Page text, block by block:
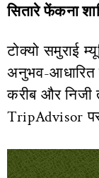
सितारे फेंकना
टोक्यो समुराई
अनुभव-आधारित
करीब और निजी
TripAdvisor पर